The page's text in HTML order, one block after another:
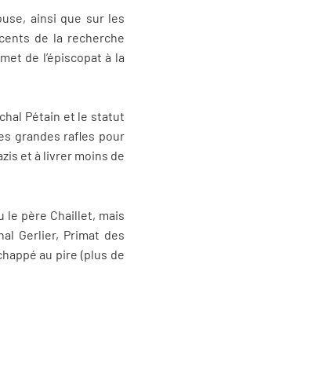
ainsi que sur les
de la recherche
de l’épiscopat à la
Pétain et le statut
grandes rafles pour
et à livrer moins de
le père Chaillet, mais
Gerlier, Primat des
au pire (plus de